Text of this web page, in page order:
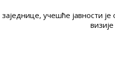
учешће јавности